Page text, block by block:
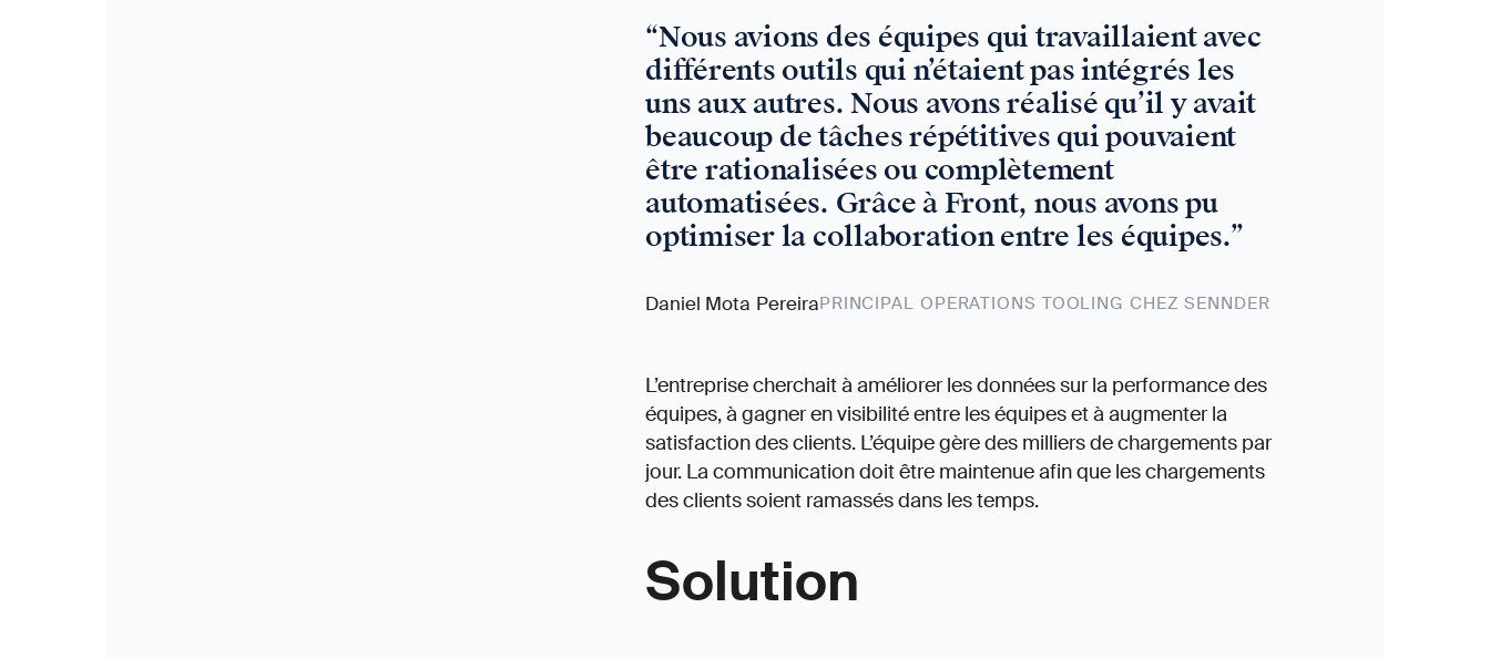
“Nous avions des équipes qui travaillaient avec
différents outils qui n’étaient pas intégrés les
uns aux autres. Nous avons réalisé qu’il y avait
beaucoup de tâches répétitives qui pouvaient
être rationalisées ou complètement
automatisées. Grâce à Front, nous avons pu
optimiser la collaboration entre les équipes.”
Daniel Mota PereiraPRINCIPAL OPERATIONS TOOLING CHEZ SENNDER
L’entreprise cherchait à améliorer les données sur la performance des
équipes, à gagner en visibilité entre les équipes et à augmenter la
satisfaction des clients. L’équipe gère des milliers de chargements par
jour. La communication doit être maintenue afin que les chargements
des clients soient ramassés dans les temps.
Solution